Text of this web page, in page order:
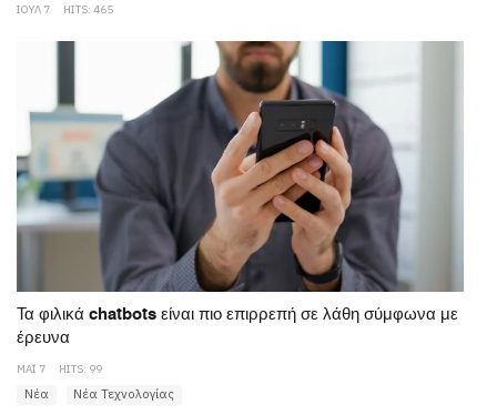
ΙΟΥΛ 7 HITS: 465
Τα φιλικά chatbots είναι πιο επιρρεπή σε λάθη σύμφωνα με
έρευνα
ΜΆΙ 7 HITS: 99
Νέα Νέα Τεχνολογίας